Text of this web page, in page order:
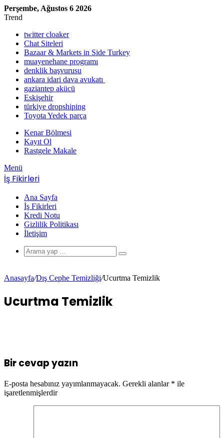
Perşembe, Ağustos 6 2026
Trend
twitter cloaker
Chat Siteleri
Bazaar & Markets in Side Turkey
muayenehane programı
denklik başvurusu
ankara idari dava avukatı
gaziantep akücü
Eskişehir
türkiye dropshiping
Toyota Yedek parça
Kenar Bölmesi
Kayıt Ol
Rastgele Makale
Menü
İş Fikirleri
Ana Sayfa
İş Fikirleri
Kredi Notu
Gizlilik Politikası
İletişim
Anasayfa/Dış Cephe Temizliği/Ucurtma Temizlik
Ucurtma Temizlik
Bir cevap yazın
E-posta hesabınız yayımlanmayacak. Gerekli alanlar * ile
işaretlenmişlerdir